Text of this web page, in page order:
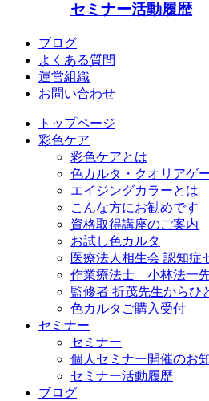
セミナー活動履歴
ブログ
よくある質問
運営組織
お問い合わせ
トップページ
彩色ケア
彩色ケアとは
色カルタ・クオリアゲ
エイジングカラーとは
こんな方にお勧めです
資格取得講座のご案内
お試し色カルタ
医療法人相生会 認知症
作業療法士 小林法一
監修者 折茂先生からひ
色カルタご購入受付
セミナー
セミナー
個人セミナー開催のお
セミナー活動履歴
ブログ